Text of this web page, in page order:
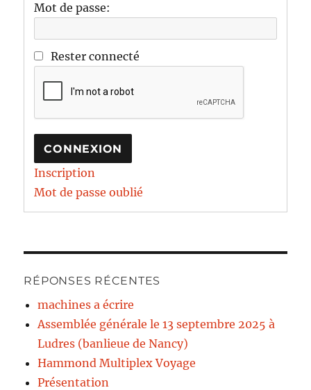
Mot de passe:
Rester connecté
CONNEXION
Inscription
Mot de passe oublié
RÉPONSES RÉCENTES
machines a écrire
Assemblée générale le 13 septembre 2025 à
Ludres (banlieue de Nancy)
Hammond Multiplex Voyage
Présentation